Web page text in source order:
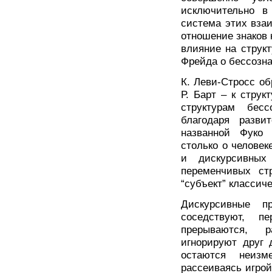
исключительно
система этих
отношение
влияние на
Фрейда о
К. Леви-Стросс
Р. Барт – к
структурам
благодаря
названной Фуко
столько о
и
переменчивых
“субъект”
Дискурсивные
соседствуют,
прерываются,
игнорируют
остаются
рассеиваясь